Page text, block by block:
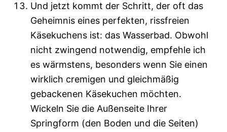
Und jetzt kommt der Schritt, der oft das
Geheimnis eines perfekten, rissfreien
Käsekuchens ist: das Wasserbad. Obwohl
nicht zwingend notwendig, empfehle ich
es wärmstens, besonders wenn Sie einen
wirklich cremigen und gleichmäßig
gebackenen Käsekuchen möchten.
Wickeln Sie die Außenseite Ihrer
Springform (den Boden und die Seiten)